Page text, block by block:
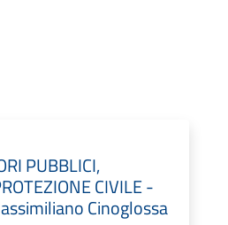
PUBBLICI,
CIVILE -
Cinoglossa